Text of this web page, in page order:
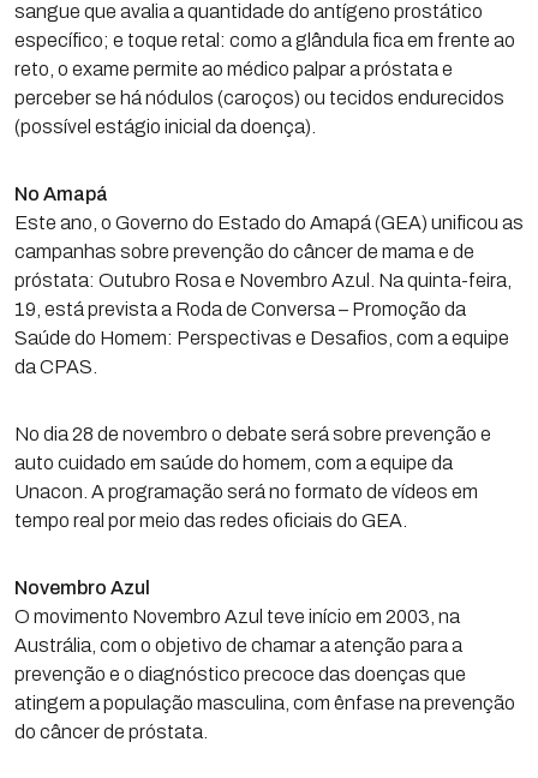
sangue que avalia a quantidade do antígeno prostático
específico; e toque retal: como a glândula fica em frente ao
reto, o exame permite ao médico palpar a próstata e
perceber se há nódulos (caroços) ou tecidos endurecidos
(possível estágio inicial da doença).
No Amapá
Este ano, o Governo do Estado do Amapá (GEA) unificou as
campanhas sobre prevenção do câncer de mama e de
próstata: Outubro Rosa e Novembro Azul. Na quinta-feira,
19, está prevista a Roda de Conversa – Promoção da
Saúde do Homem: Perspectivas e Desafios, com a equipe
da CPAS.
No dia 28 de novembro o debate será sobre prevenção e
auto cuidado em saúde do homem, com a equipe da
Unacon. A programação será no formato de vídeos em
tempo real por meio das redes oficiais do GEA.
Novembro Azul
O movimento Novembro Azul teve início em 2003, na
Austrália, com o objetivo de chamar a atenção para a
prevenção e o diagnóstico precoce das doenças que
atingem a população masculina, com ênfase na prevenção
do câncer de próstata.